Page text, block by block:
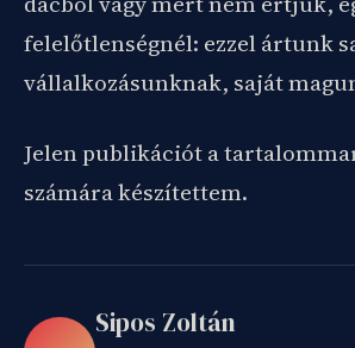
felelőtlenségnél: ezzel ártunk
vállalkozásunknak, saját
Jelen publikációt a
számára készítettem.
Sipos Zoltán